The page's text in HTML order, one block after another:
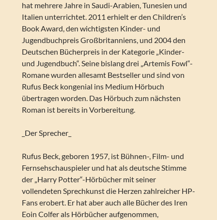
hat mehrere Jahre in Saudi-Arabien, Tunesien und
Italien unterrichtet. 2011 erhielt er den Children’s
Book Award, den wichtigsten Kinder- und
Jugendbuchpreis Großbritanniens, und 2004 den
Deutschen Bücherpreis in der Kategorie „Kinder-
und Jugendbuch“. Seine bislang drei „Artemis Fowl“-
Romane wurden allesamt Bestseller und sind von
Rufus Beck kongenial ins Medium Hörbuch
übertragen worden. Das Hörbuch zum nächsten
Roman ist bereits in Vorbereitung.
_Der Sprecher_
Rufus Beck, geboren 1957, ist Bühnen-, Film- und
Fernsehschauspieler und hat als deutsche Stimme
der „Harry Potter“-Hörbücher mit seiner
vollendeten Sprechkunst die Herzen zahlreicher HP-
Fans erobert. Er hat aber auch alle Bücher des Iren
Eoin Colfer als Hörbücher aufgenommen,